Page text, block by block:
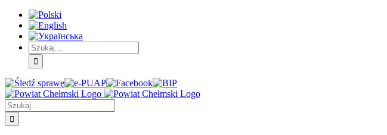
Skip
Treść
główna
Skip
Menu
główne
Skip
Menu
dodatkowe
Szukaj
Śledź
sprawę
E-
PUAP
Facebook BIP Instagram
Szukaj